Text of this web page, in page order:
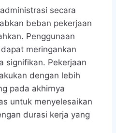
secara
beban pekerjaan
Penggunaan
meringankan
signifikan. Pekerjaan
dengan lebih
pada akhirnya
untuk menyelesaikan
durasi kerja yang